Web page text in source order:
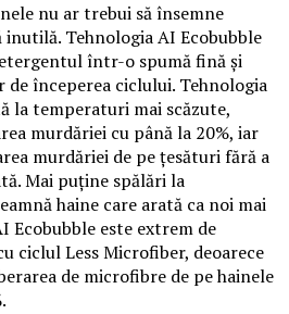
nu ar trebui să însemne
Tehnologia AI Ecobubble
într-o spumă fină și
începerea ciclului. Tehnologia
la temperaturi mai scăzute,
murdăriei cu până la 20%, iar
murdăriei de pe țesături fără a
Mai puține spălări la
haine care arată ca noi mai
Ecobubble este extrem de
ciclul Less Microfiber, deoarece
de microfibre de pe hainele